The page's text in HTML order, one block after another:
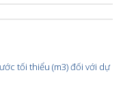
tối thiểu (m3) đối với dự